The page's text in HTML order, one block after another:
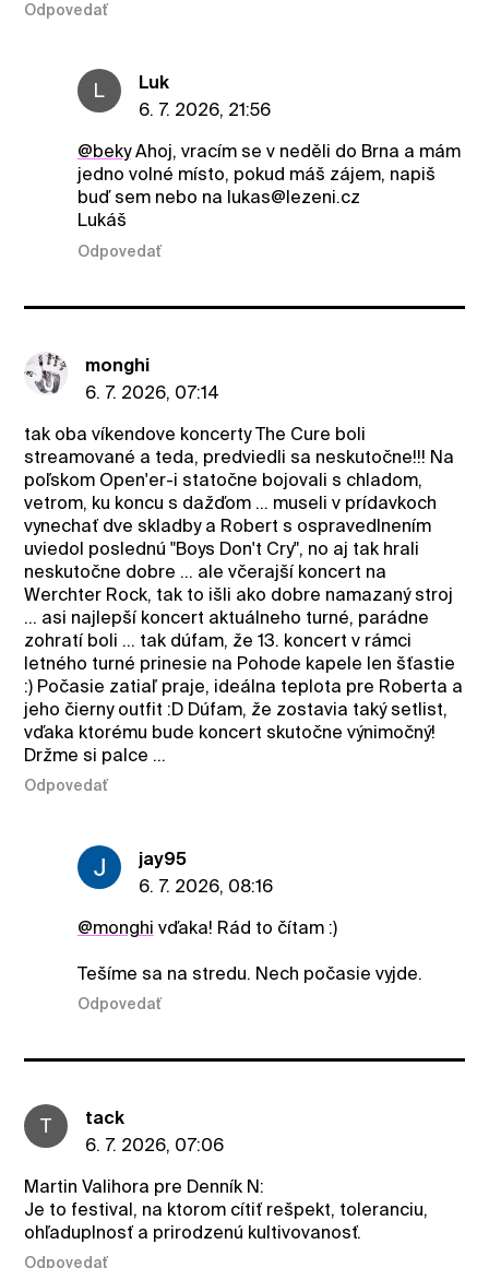
Odpovedať
L
Luk
6. 7. 2026, 21:56
@bekyAhoj, vracím se v neděli do Brna a mám
jedno volné místo, pokud máš zájem, napiš
buď sem nebo na lukas@lezeni.cz
Lukáš
Odpovedať
monghi
6. 7. 2026, 07:14
tak oba víkendove koncerty The Cure boli
streamované a teda, predviedli sa neskutočne!!! Na
poľskom Open'er-i statočne bojovali s chladom,
vetrom, ku koncu s dažďom ... museli v prídavkoch
vynechať dve skladby a Robert s ospravedlnením
uviedol poslednú "Boys Don't Cry", no aj tak hrali
neskutočne dobre ... ale včerajší koncert na
Werchter Rock, tak to išli ako dobre namazaný stroj
... asi najlepší koncert aktuálneho turné, parádne
zohratí boli ... tak dúfam, že 13. koncert v rámci
letného turné prinesie na Pohode kapele len šťastie
:) Počasie zatiaľ praje, ideálna teplota pre Roberta a
jeho čierny outfit :D Dúfam, že zostavia taký setlist,
vďaka ktorému bude koncert skutočne výnimočný!
Držme si palce ...
Odpovedať
jay95
6. 7. 2026, 08:16
@monghi vďaka! Rád to čítam :)
Tešíme sa na stredu. Nech počasie vyjde.
Odpovedať
T
tack
6. 7. 2026, 07:06
Martin Valihora pre Denník N:
Je to festival, na ktorom cítiť rešpekt, toleranciu,
ohľaduplnosť a prirodzenú kultivovanosť.
Odpovedať